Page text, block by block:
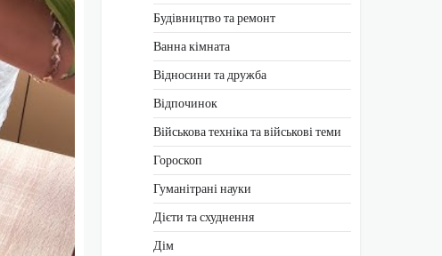
Будівництво та ремонт
Ванна кімната
Відносини та дружба
Відпочинок
Військова техніка та військові теми
Гороскоп
Гуманітрані науки
Дієти та схуднення
Дім